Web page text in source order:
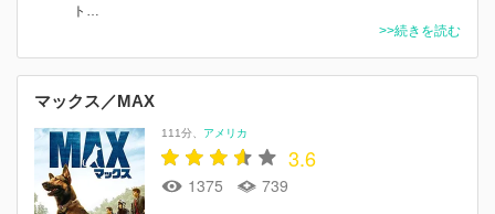
ト…
>>続きを読む
マックス／MAX
111分 アメリカ
3.6
1375 739